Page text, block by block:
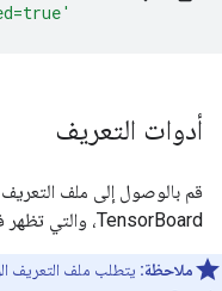
أدوات التعريف
قم بالوصول إلى ملف
TensorBoard، والتي تظهر فقط بعد التقاط بعض بيانات النموذج.
ملاحظة: يتطلب ملف التعريف